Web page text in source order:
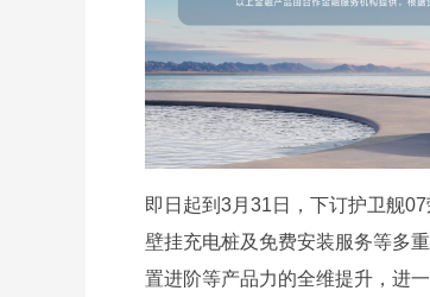
即日起到3月31日，下订护卫舰
壁挂充电桩及免费安装服务等多
置进阶等产品力的全维提升，进